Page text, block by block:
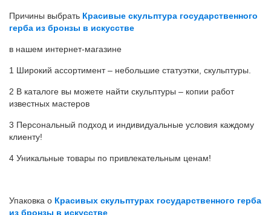
Причины выбрать Красивые скульптура государственного
герба из бронзы в искусстве
в нашем интернет-магазине
1 Широкий ассортимент – небольшие статуэтки, скульптуры.
2 В каталоге вы можете найти скульптуры – копии работ
известных мастеров
3 Персональный подход и индивидуальные условия каждому
клиенту!
4 Уникальные товары по привлекательным ценам!
Упаковка о Красивых скульптурах государственного герба
из бронзы в искусстве